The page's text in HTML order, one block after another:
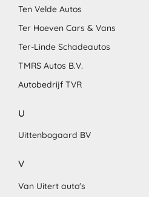
Ten Velde Autos
Ter Hoeven Cars & Vans
Ter-Linde Schadeautos
TMRS Autos B.V.
Autobedrijf TVR
U
Uittenbogaard BV
V
Van Uitert auto's